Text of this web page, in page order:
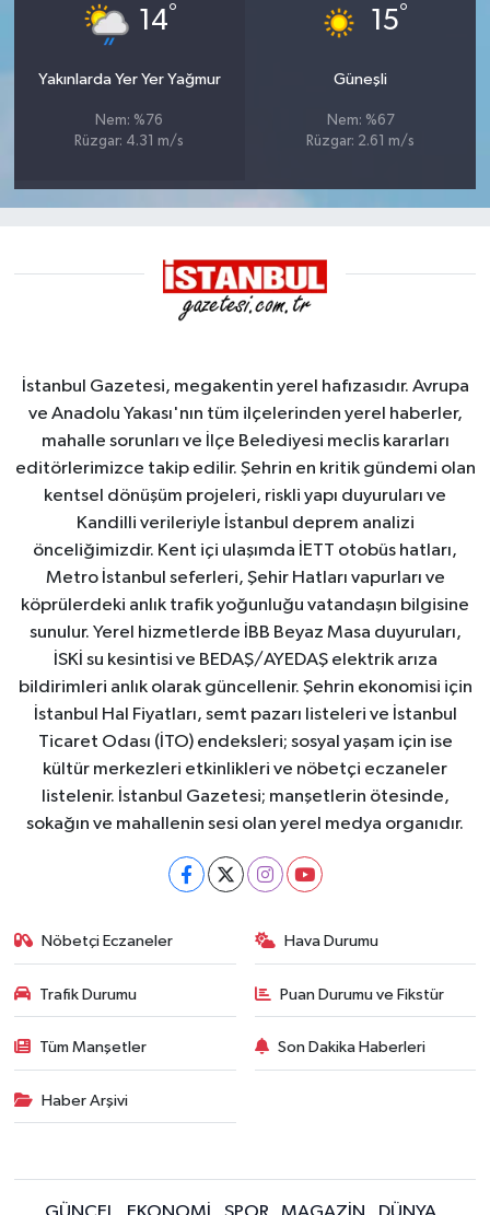
14°
Yakınlarda Yer Yer Yağmur
Nem: %76
Rüzgar: 4.31 m/s
15°
Güneşli
Nem: %67
Rüzgar: 2.61 m/s
İstanbul Gazetesi, megakentin yerel hafızasıdır. Avrupa
ve Anadolu Yakası'nın tüm ilçelerinden yerel haberler,
mahalle sorunları ve İlçe Belediyesi meclis kararları
editörlerimizce takip edilir. Şehrin en kritik gündemi olan
kentsel dönüşüm projeleri, riskli yapı duyuruları ve
Kandilli verileriyle İstanbul deprem analizi
önceliğimizdir. Kent içi ulaşımda İETT otobüs hatları,
Metro İstanbul seferleri, Şehir Hatları vapurları ve
köprülerdeki anlık trafik yoğunluğu vatandaşın bilgisine
sunulur. Yerel hizmetlerde İBB Beyaz Masa duyuruları,
İSKİ su kesintisi ve BEDAŞ/AYEDAŞ elektrik arıza
bildirimleri anlık olarak güncellenir. Şehrin ekonomisi için
İstanbul Hal Fiyatları, semt pazarı listeleri ve İstanbul
Ticaret Odası (İTO) endeksleri; sosyal yaşam için ise
kültür merkezleri etkinlikleri ve nöbetçi eczaneler
listelenir. İstanbul Gazetesi; manşetlerin ötesinde,
sokağın ve mahallenin sesi olan yerel medya organıdır.
Nöbetçi Eczaneler Hava Durumu
Trafik Durumu Puan Durumu ve Fikstür
Tüm Manşetler Son Dakika Haberleri
Haber Arşivi